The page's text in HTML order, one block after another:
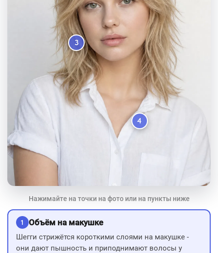
3
4
Нажимайте на точки на фото или на пункты ниже
1 Объём на макушке
Шегги стрижётся короткими слоями на макушке -
они дают пышность и приподнимают волосы у